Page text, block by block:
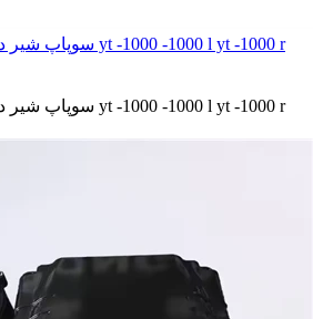
سوپاپ شیر دوار پنوماتیک برقی yt -1000 -1000 l yt -1000 r
سوپاپ شیر دوار پنوماتیک برقی yt -1000 -1000 l yt -1000 r